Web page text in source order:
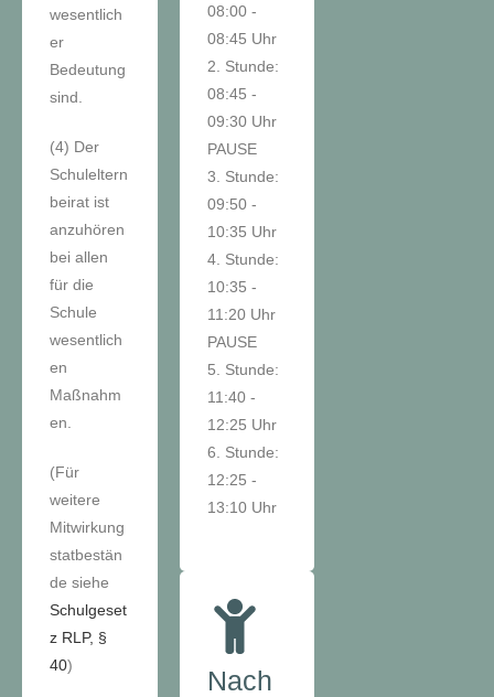
08:00 -
08:45 Uhr
2. Stunde:
08:45 -
09:30 Uhr
PAUSE
3. Stunde:
09:50 -
10:35 Uhr
4. Stunde:
10:35 -
11:20 Uhr
PAUSE
5. Stunde:
11:40 -
12:25 Uhr
6. Stunde:
12:25 -
13:10 Uhr
Nach
wesentlich
er
Bedeutung
sind.
(4) Der
Schuleltern
beirat ist
anzuhören
bei allen
für die
Schule
wesentlich
en
Maßnahm
en.
(Für
weitere
Mitwirkung
statbestän
de siehe
Schulgeset
z RLP, §
40)